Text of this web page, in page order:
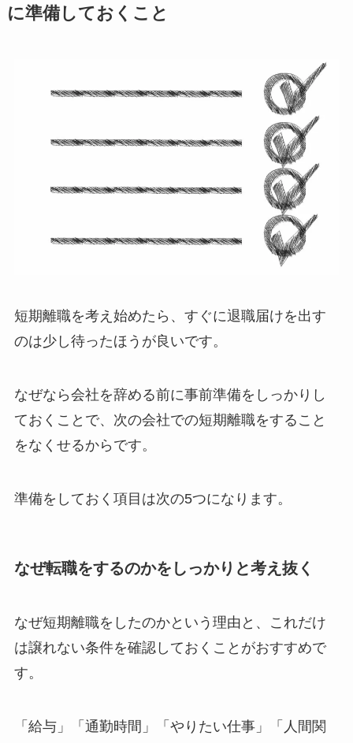
に準備しておくこと
短期離職を考え始めたら、すぐに退職届けを出す
のは少し待ったほうが良いです。
なぜなら会社を辞める前に事前準備をしっかりし
ておくことで、次の会社での短期離職をすること
をなくせるからです。
準備をしておく項目は次の5つになります。
なぜ転職をするのかをしっかりと考え抜く
なぜ短期離職をしたのかという理由と、これだけ
は譲れない条件を確認しておくことがおすすめで
す。
「給与」「通勤時間」「やりたい仕事」「人間関